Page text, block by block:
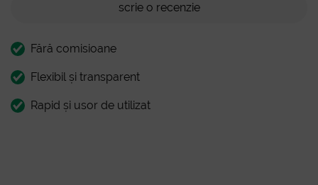
scrie o recenzie
Fără comisioane
Flexibil și transparent
Rapid și usor de utilizat